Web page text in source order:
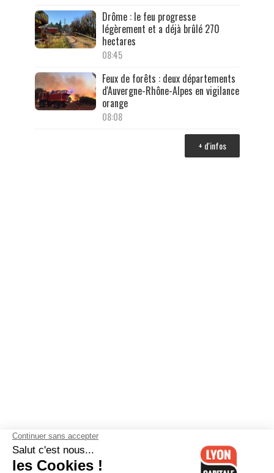
Drôme : le feu progresse
légèrement et a déjà brûlé 270
hectares
08:45
Feux de forêts : deux départements
d'Auvergne-Rhône-Alpes en vigilance
orange
08:08
+ d'infos